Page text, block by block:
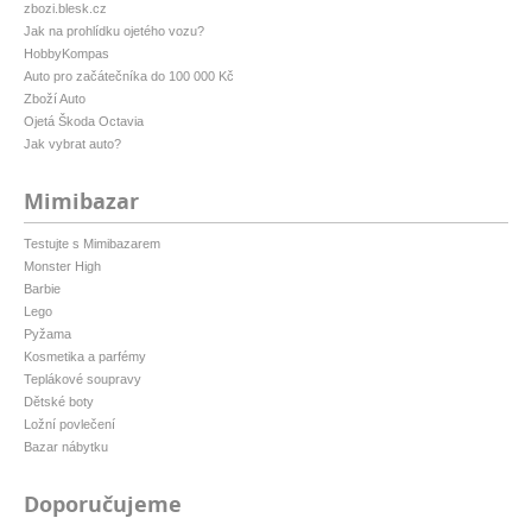
zbozi.blesk.cz
Jak na prohlídku ojetého vozu?
HobbyKompas
Auto pro začátečníka do 100 000 Kč
Zboží Auto
Ojetá Škoda Octavia
Jak vybrat auto?
Mimibazar
Testujte s Mimibazarem
Monster High
Barbie
Lego
Pyžama
Kosmetika a parfémy
Teplákové soupravy
Dětské boty
Ložní povlečení
Bazar nábytku
Doporučujeme